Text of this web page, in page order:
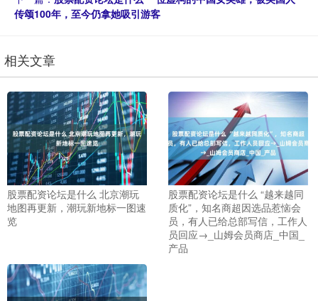
传颂100年，至今仍拿她吸引游客
相关文章
股票配资论坛是什么 北京潮玩
地图再更新，潮玩新地标一图速
览
股票配资论坛是什么 “越来越同
质化”，知名商超因选品惹恼会
员，有人已给总部写信，工作人
员回应→_山姆会员商店_中国_
产品